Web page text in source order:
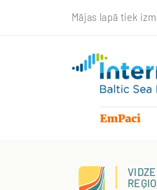
galveno
Mājas lapā tiek